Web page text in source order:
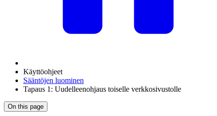
Käyttöohjeet
Sääntöjen luominen
Tapaus 1: Uudelleenohjaus toiselle verkkosivustolle
On this page